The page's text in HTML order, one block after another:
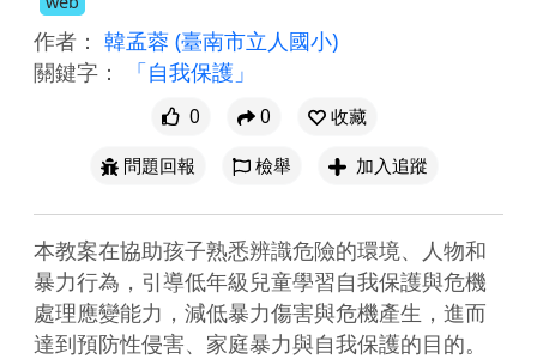
作者： 韓孟蓉 (臺南市立人國小)
關鍵字：
「自我保護」
0 0
收藏
問題回報
檢舉 加入追蹤
本教案在協助孩子熟悉辨識危險的環境、人物和
暴力行為，引導低年級兒童學習自我保護與危機
處理應變能力，減低暴力傷害與危機產生，進而
達到預防性侵害、家庭暴力與自我保護的目的。